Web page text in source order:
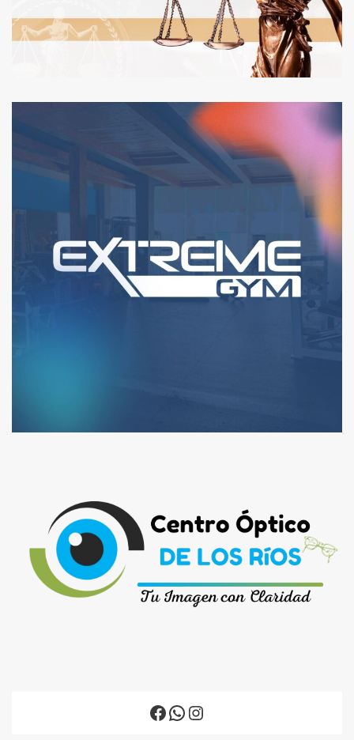
Facebook
WhatsApp
Instagram